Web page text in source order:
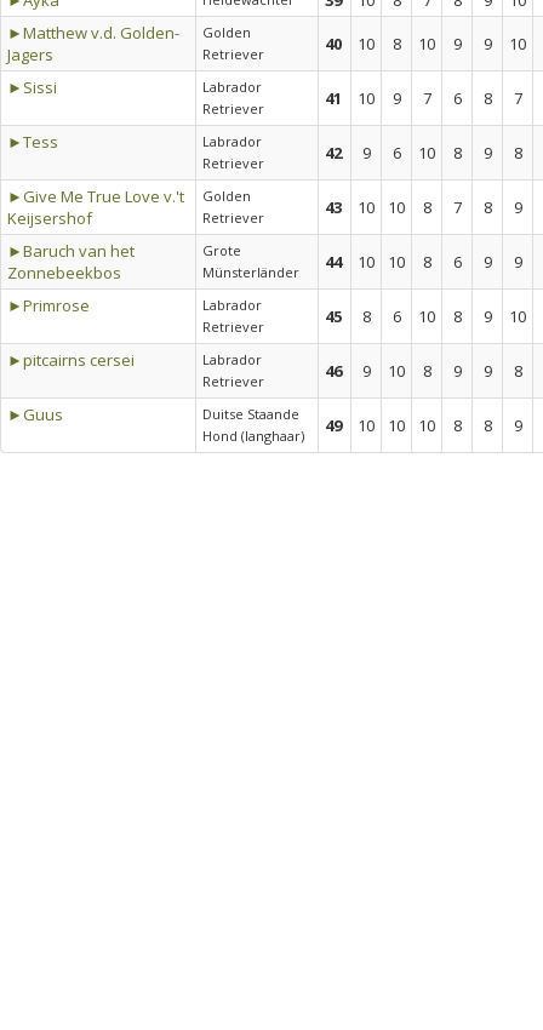
►Matthew v.d. Golden-
Jagers
Golden
Retriever
40 10 8 10 9 9
10
►Sissi
Labrador
Retriever
41 10 9 7 6 8
7
►Tess
Labrador
Retriever
42 9 6 10 8 9
8
►Give Me True Love v.'t
Keijsershof
Golden
Retriever
43 10 10 8 7 8
9
►Baruch van het
Zonnebeekbos
Grote
Münsterländer
44 10 10 8 6 9
9
►Primrose
Labrador
Retriever
45 8 6 10 8 9
10
►pitcairns cersei
Labrador
Retriever
46 9 10 8 9 9
8
►Guus
Duitse Staande
Hond (langhaar)
49 10 10 10 8 8 9